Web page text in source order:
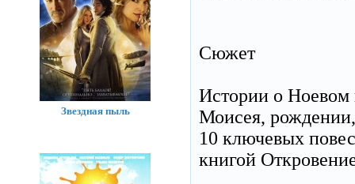
Сюжет
Истории о Ноевом
Моисея,
10 ключевых
книгой
Звездная пыль